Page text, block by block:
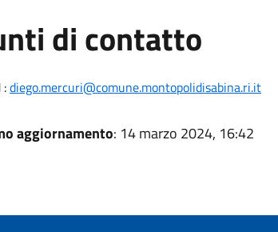
di contatto
:diego.mercuri@comune.montopolidisabina.ri.it
aggiornamento: 14 marzo 2024, 16:42